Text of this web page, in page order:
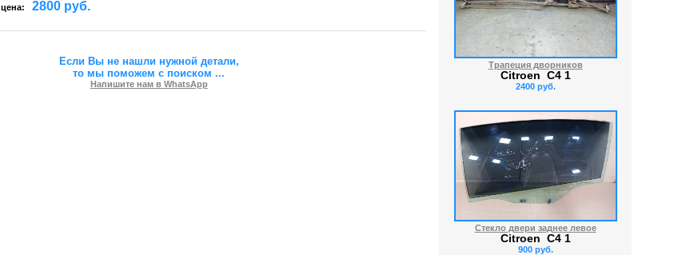
цена: 2800 руб.
Если Вы не нашли нужной детали,
то мы поможем с поиском...
Напишите нам в WhatsApp
Трапеция дворников
Citroen C4 1
2400 руб.
Стекло двери заднее левое
Citroen C4 1
900 руб.